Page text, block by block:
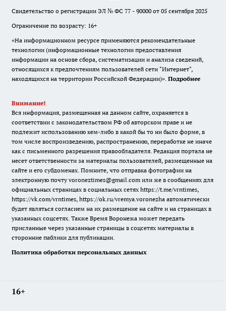
Свидетельство о регистрации ЭЛ № ФС 77 - 90000 от 05 сентября 2025
Ограничение по возрасту: 16+
«На информационном ресурсе применяются рекомендательные
технологии (информационные технологии предоставления
информации на основе сбора, систематизации и анализа сведений,
относящихся к предпочтениям пользователей сети "Интернет",
находящихся на территории Российской Федерации)». Подробнее
Внимание!
Вся информация, размещенная на данном сайте, охраняется в
соответствии с законодательством РФ об авторском праве и не
подлежит использованию кем-либо в какой бы то ни было форме, в
том числе воспроизведению, распространению, переработке не иначе
как с письменного разрешения правообладателя. Редакция портала не
несет ответственности за материалы пользователей, размещенные на
сайте и его субдоменах. Помните, что отправка фотографии на
электронную почту voroneztimes@gmail.com или же в сообщениях для
официальных страницах в социальных сетях https://t.me/vrntimes,
https://vk.com/vrntimes, https://ok.ru/vremya.voronezha автоматически
будет являться согласием на их размещение на сайте и на страницах в
указанных соцсетях. Также Время Воронежа может передать
присланные через указанные страницы в соцсетях материалы в
сторонние паблики для публикации.
Политика обработки персональных данных
16+